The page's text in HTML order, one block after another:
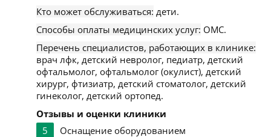
Кто может обслуживаться: дети.
Способы оплаты медицинских услуг: ОМС.
Перечень специалистов, работающих в клинике:
врач лфк, детский невролог, педиатр, детский
офтальмолог, офтальмолог (окулист), детский
хирург, фтизиатр, детский стоматолог, детский
гинеколог, детский ортопед.
Отзывы и оценки клиники
5
Оснащение оборудованием